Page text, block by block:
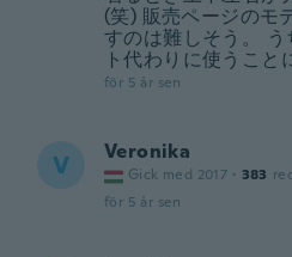
(笑) 販売ページのモ
すのは難しそう。
ト代わりに使うこ
för 5 år sen
V Veronika
Gick med 2017 · 383
för 5 år sen